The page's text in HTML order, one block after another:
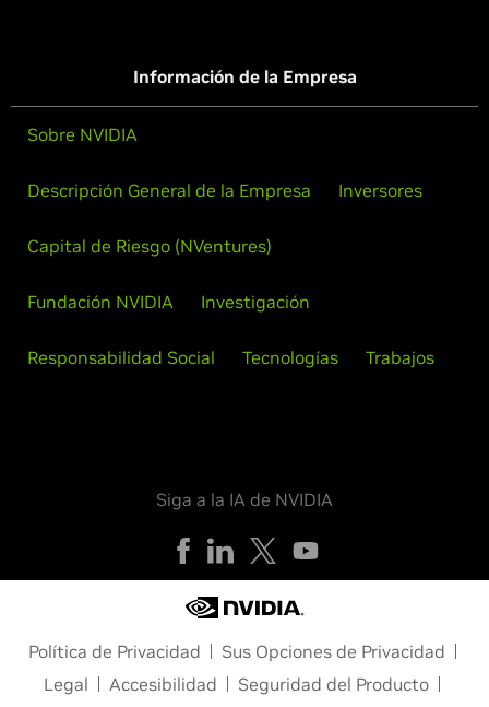
Información de la Empresa
Sobre NVIDIA
Descripción General de la Empresa Inversores
Capital de Riesgo (NVentures)
Fundación NVIDIA Investigación
Responsabilidad Social Tecnologías Trabajos
Siga a la IA de NVIDIA
Política de Privacidad
Sus Opciones de Privacidad
Legal
Accesibilidad
Seguridad del Producto